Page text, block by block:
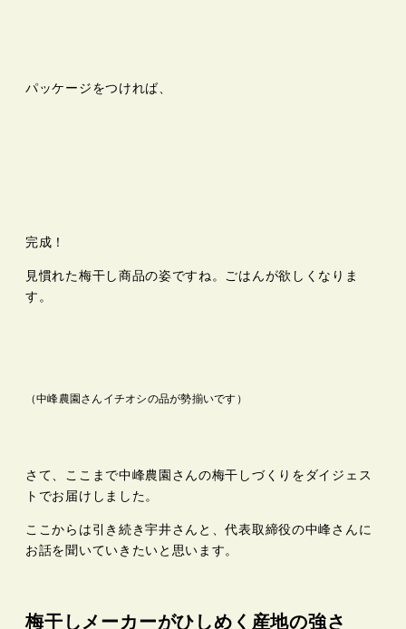
パッケージをつければ、
完成！
見慣れた梅干し商品の姿ですね。ごはんが欲しくなりま
す。
（中峰農園さんイチオシの品が勢揃いです）
さて、ここまで中峰農園さんの梅干しづくりをダイジェス
トでお届けしました。
ここからは引き続き宇井さんと、代表取締役の中峰さんに
お話を聞いていきたいと思います。
梅干しメーカーがひしめく産地の強さ